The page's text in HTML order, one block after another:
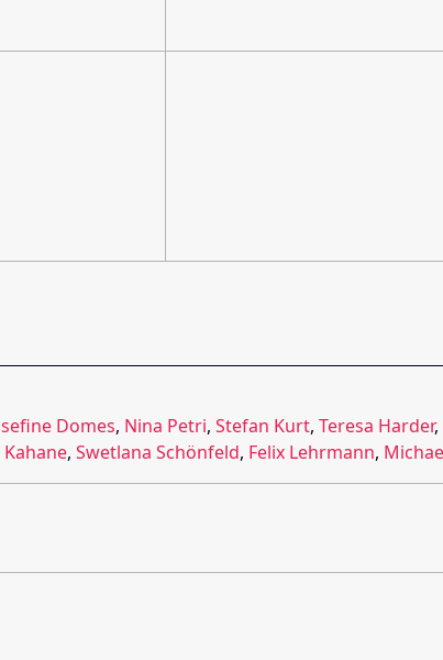
Domes, Nina Petri, Stefan Kurt, Teresa Harder,
Kahane, Swetlana Schönfeld, Felix Lehrmann,